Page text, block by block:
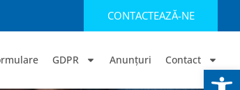
CONTACTEAZĂ-NE
GDPR Anunțuri Contact